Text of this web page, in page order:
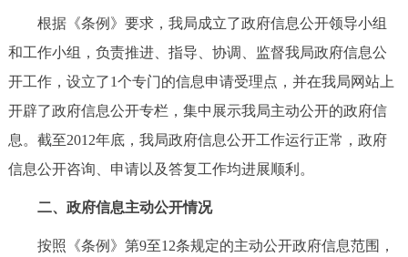
12345网上接诉即办 我要咨询 我要建议
参与调查 在线访谈 图说互动
走进北京
绿色北京 图说北京 视频北京
根据《条例》要求，我局成立了政府信息公开领导小组
和工作小组，负责推进、指导、协调、监督我局政府信息公
开工作，设立了1个专门的信息申请受理点，并在我局网站上
开辟了政府信息公开专栏，集中展示我局主动公开的政府信
息。截至2012年底，我局政府信息公开工作运行正常，政府
信息公开咨询、申请以及答复工作均进展顺利。
二、政府信息主动公开情况
按照《条例》第9至12条规定的主动公开政府信息范围，